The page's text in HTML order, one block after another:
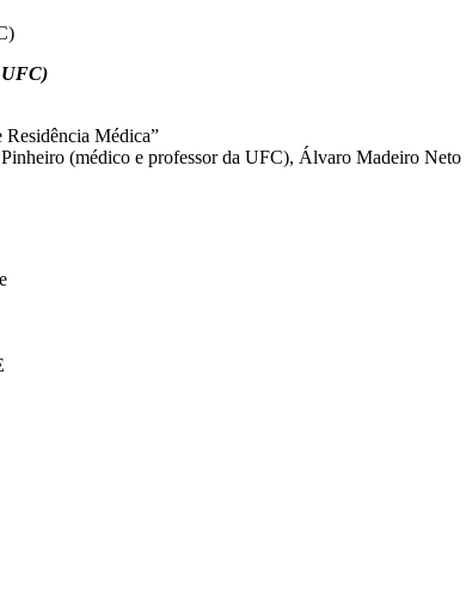
UFC)
Residência Médica”
(médico e professor da UFC), Álvaro Madeiro